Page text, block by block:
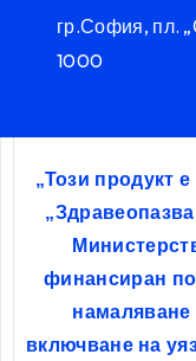
гр.София, пл.
1000
„Този продукт
финансиран
намаляване
включване на